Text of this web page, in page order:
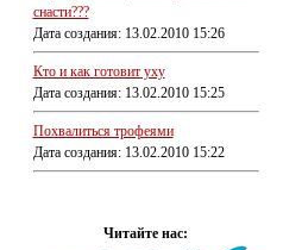
снасти???
Дата создания: 13.02.2010 15:26
Кто и как готовит уху
Дата создания: 13.02.2010 15:25
Похвалиться трофеями
Дата создания: 13.02.2010 15:22
Читайте нас: